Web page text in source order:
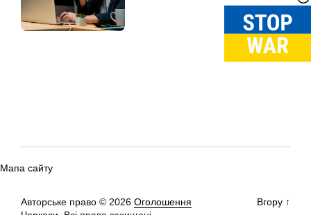
Мапа сайту
Авторське право © 2026 Оголошення
Вгору ↑